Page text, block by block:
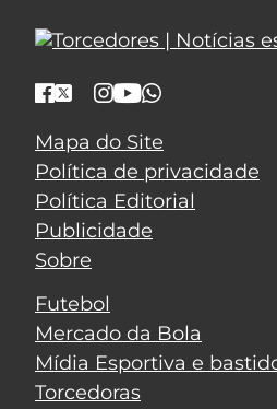
Mapa do Site
Política de privacidade
Política Editorial
Publicidade
Sobre
Futebol
Mercado da Bola
Mídia Esportiva e
Torcedoras